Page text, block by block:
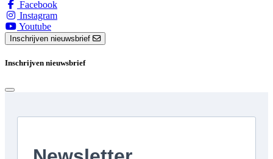
Facebook
Instagram
Youtube
Inschrijven nieuwsbrief
Inschrijven nieuwsbrief